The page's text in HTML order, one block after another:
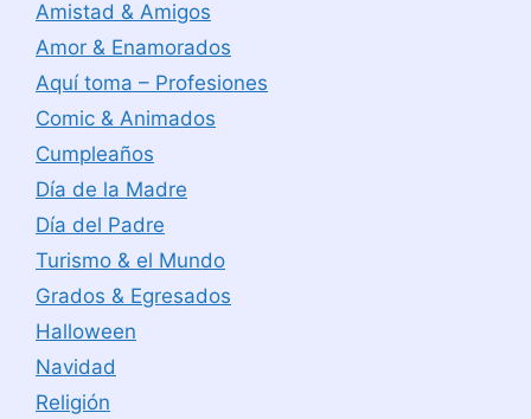
Amistad & Amigos
Amor & Enamorados
Aquí toma – Profesiones
Comic & Animados
Cumpleaños
Día de la Madre
Día del Padre
Turismo & el Mundo
Grados & Egresados
Halloween
Navidad
Religión